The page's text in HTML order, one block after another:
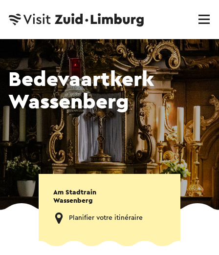
Bedevaartkerk
Wassenberg
Am Stadtrain
Wassenberg
Planifier votre itinéraire